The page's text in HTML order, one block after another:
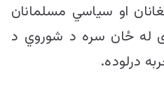
او سیاسي مسلمانان
له ځان سره د شوروي د
درلوده.